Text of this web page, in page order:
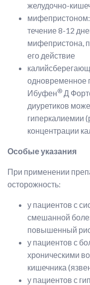
желудочно-
течение 8-12
мифепристона,
его действие
одновременное
Ибуфен® Д
диуретиков
гиперкалиемии
концентрации
Особые указания
При применении
осторожность:
у пациентов с
смешанной
повышенный
у пациентов с
хроническими
кишечника
у пациентов с